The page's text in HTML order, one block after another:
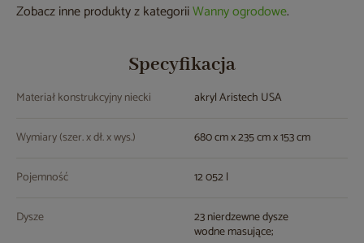
Zobacz inne produkty z kategoriiWanny ogrodowe.
Specyfikacja
Materiał konstrukcyjny niecki akryl Aristech USA
Wymiary (szer. x dł. x wys.) 680 cm x 235 cm x 153 cm
Pojemność 12 052 l
Dysze 23 nierdzewne dysze
wodne masujące;